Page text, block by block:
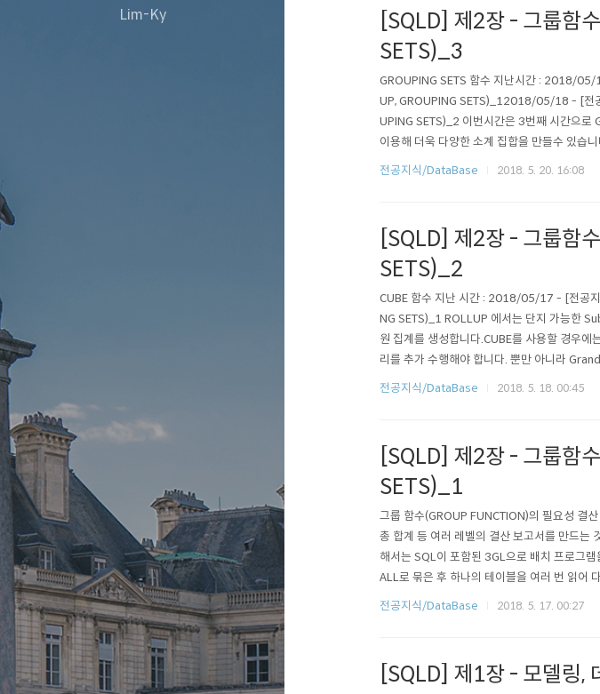
Lim-Ky
[SQLD] 제2장 - 그룹함
SETS)_3
GROUPING SETS 함수 지난시간 : 2018/
UP, GROUPING SETS)_12018/05/18 - [전
UPING SETS)_2 이번시간은 3번째 시간으로
이용해 더욱 다양한 소계 집합을 만들수 있습
을 수 있습니다. GROUPING SETS 함수는 쉽
전공지식/DataBase 2018. 5. 20. 16:08
[SQLD] 제2장 - 그룹함
SETS)_2
CUBE 함수 지난 시간 : 2018/05/17 - [전공
NG SETS)_1 ROLLUP 에서는 단지 가능한
원 집계를 생성합니다.CUBE를 사용할 경우
리를 추가 수행해야 합니다. 뿐만 아니라
거되어야만 하므로 ROLLUP에 비해 시스템
전공지식/DataBase 2018. 5. 18. 00:45
[SQLD] 제2장 - 그룹함
SETS)_1
그룹 함수(GROUP FUNCTION)의 필요성 결
총 합계 등 여러 레벨의 결산 보고서를 만드는
해서는 SQL이 포함된 3GL으로 배치 프로그
ALL로 묶은 후 하나의 테이블을 여러 번 읽어
OUP FUNCTION)을 사용한다면, 하나의 SQL
전공지식/DataBase 2018. 5. 17. 00:27
[SQLD] 제1장 - 모델링,